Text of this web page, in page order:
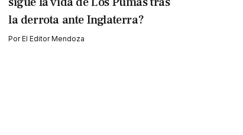
la derrota ante Inglaterra?
PorEl Editor Mendoza